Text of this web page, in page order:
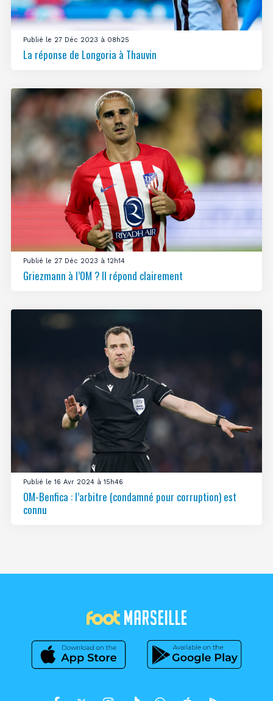
Publié le 27 Déc 2023 à 08h25
La réponse de Longoria à Thauvin
Publié le 27 Déc 2023 à 12h14
Griezmann à l’OM ? Il répond clairement
Publié le 16 Avr 2024 à 15h46
OM-Benfica : l’arbitre (condamné pour corruption) est
connu